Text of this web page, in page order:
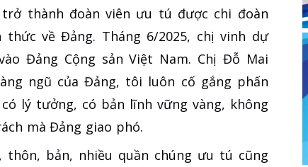
thành đoàn viên ưu tú được chi đoàn
về Đảng. Tháng 6/2025, chị vinh dự
Đảng Cộng sản Việt Nam. Chị Đỗ Mai
ngũ của Đảng, tôi luôn cố gắng phấn
lý tưởng, có bản lĩnh vững vàng, không
mà Đảng giao phó.
bản, nhiều quần chúng ưu tú cũng